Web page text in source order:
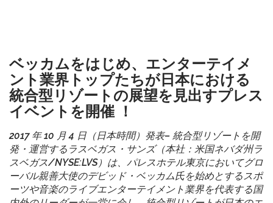
ベッカムをはじめ、エンターテイメ
ント業界トップたちが⽇本における
統合型リゾートの展望を⾒出すプレス
イベントを開催 ！
2017 年 10 ⽉ 4 ⽇（⽇本時間）発表– 統合型リゾートを開
発・運営するラスベガス・サンズ（本社：⽶国ネバダ州ラ
スベガス/NYSE:LVS）は、パレスホテル東京においてグロ
ーバル親善⼤使のデビッド・ベッカム⽒を始めとするスポ
ーツや⾳楽のライブエンターテイメント業界を代表する国